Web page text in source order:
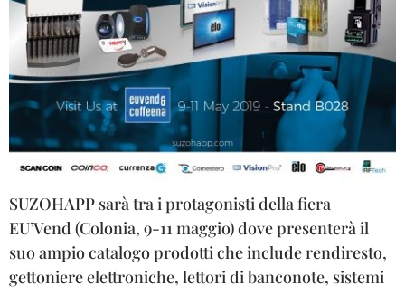
SUZOHAPP sarà tra i protagonisti della fiera
EU’Vend (Colonia, 9-11 maggio) dove presenterà il
suo ampio catalogo prodotti che include rendiresto,
gettoniere elettroniche, lettori di banconote, sistemi